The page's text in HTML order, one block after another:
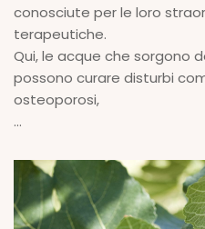
conosciute per le loro
terapeutiche.
Qui, le acque che sorgono
possono curare disturbi
osteoporosi,
...